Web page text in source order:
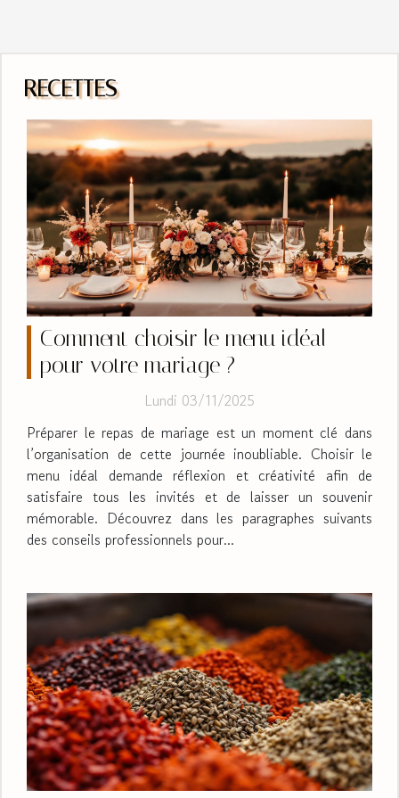
RECETTES
Comment choisir le menu idéal
pour votre mariage ?
Lundi 03/11/2025
Préparer le repas de mariage est un moment clé dans
l’organisation de cette journée inoubliable. Choisir le
menu idéal demande réflexion et créativité afin de
satisfaire tous les invités et de laisser un souvenir
mémorable. Découvrez dans les paragraphes suivants
des conseils professionnels pour...